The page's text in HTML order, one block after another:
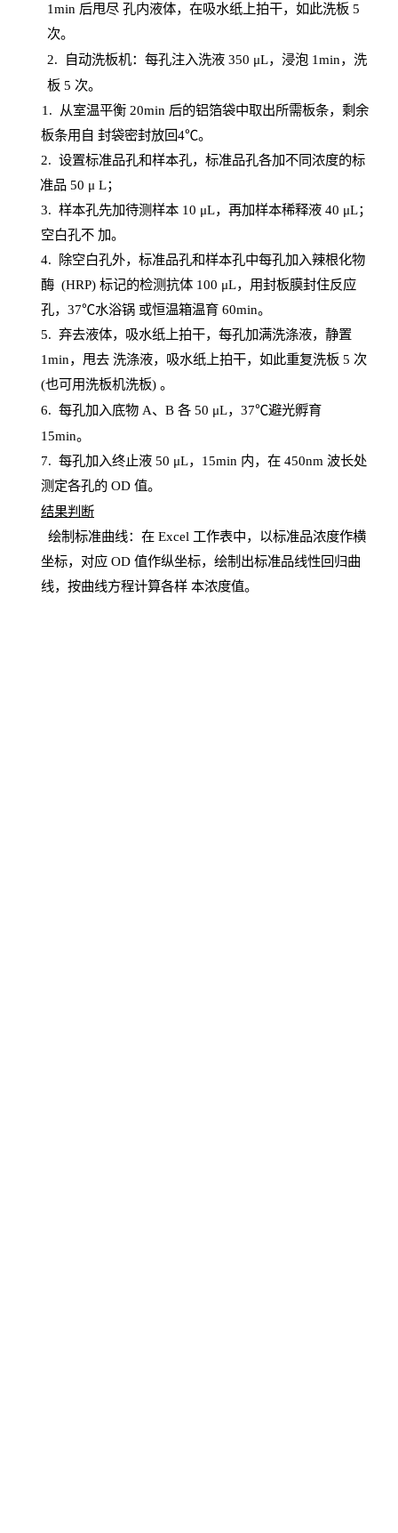
1min 后甩尽 孔内液体，在吸水纸上拍干，如此洗板 5
次。
2.
自动洗板机：每孔注入洗液 350 μL，浸泡 1min，洗
板 5 次。
1 . 从室温平衡 20min 后的铝箔袋中取出所需板条，剩余
板条用自 封袋密封放回4℃。
2. 设置标准品孔和样本孔，标准品孔各加不同浓度的标
准品 50 μ L；
3. 样本孔先加待测样本 10 μL，再加样本稀释液 40 μL；
空白孔不 加。
4.
除空白孔外，标准品孔和样本孔中每孔加入辣根化物
酶 (HRP) 标记的检测抗体 100 μL，用封板膜封住反应
孔， 37℃水浴锅 或恒温箱温育60min。
5. 弃去液体，吸水纸上拍干，每孔加满洗涤液，静置
1min，甩去 洗涤液，吸水纸上拍干，如此重复洗板 5 次
(也可用洗板机洗板) 。
6. 每孔加入底物A、B 各 50 μL，37℃避光孵育
15min。
7. 每孔加入终止液 50 μL， 15min 内，在450nm 波长处
测定各孔的 OD 值。
结果判断
绘制标准曲线：在 Excel 工作表中，以标准品浓度作横
坐标，对应OD 值作纵坐标，绘制出标准品线性回归曲
线，按曲线方程计算各样 本浓度值。